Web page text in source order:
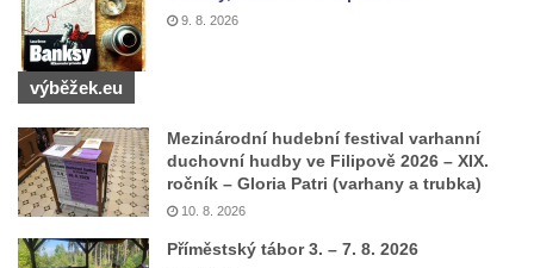
hřbitově v Benešově nad Ploučnicí
Hrob Franze Wünsche na hřbitově v
Benešově nad Ploučnicí
Pamětní desky obětem 1. světové války v
kapli Panny Marie Bolestné v Benešově
nad Ploučnicí
v Sokolově
9. 8. 2026
výběžek.eu
Mezinárodní hudební festival varhanní
duchovní hudby ve Filipově 2026 – XIX.
ročník – Gloria Patri (varhany a trubka)
10. 8. 2026
Příměstský tábor 3. – 7. 8. 2026